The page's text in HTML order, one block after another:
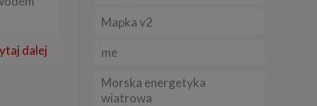
dalej
Mapka v2
me
Morska energetyka
wiatrowa